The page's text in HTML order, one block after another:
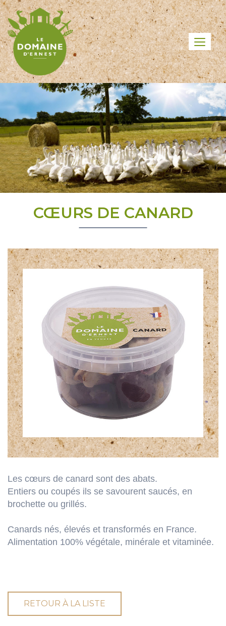
CŒURS DE CANARD
Les cœurs de canard sont des abats.
Entiers ou coupés ils se savourent saucés, en
brochette ou grillés.
Canards nés, élevés et transformés en France.
Alimentation 100% végétale, minérale et vitaminée.
RETOUR À LA LISTE